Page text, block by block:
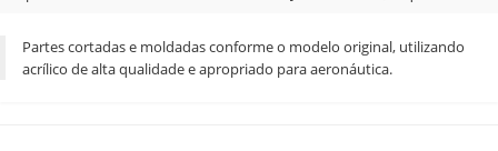
Partes cortadas e moldadas conforme o modelo original, utilizando
acrílico de alta qualidade e apropriado para aeronáutica.